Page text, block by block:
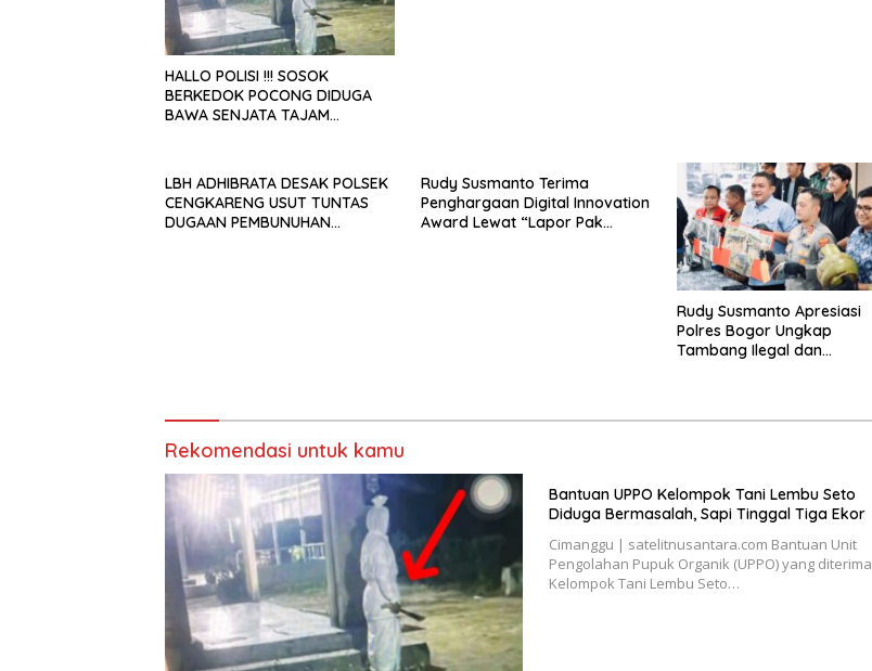
HALLO POLISI !!! SOSOK
BERKEDOK POCONG DIDUGA
BAWA SENJATA TAJAM
LEBONG
LBH ADHIBRATA DESAK POLSEK
CENGKARENG USUT TUNTAS
DUGAAN PEMBUNUHAN
Rudy Susmanto Terima
Penghargaan Digital Innovation
Award Lewat “Lapor Pak
Rudy Susmanto Apresiasi
Polres Bogor Ungkap
Tambang Ilegal dan
Rekomendasi untuk kamu
Bantuan UPPO Kelompok Tani Lembu Seto
Diduga Bermasalah, Sapi Tinggal Tiga Ekor
Cimanggu | satelitnusantara.com Bantuan Unit
Pengolahan Pupuk Organik (UPPO) yang diterima
Kelompok Tani Lembu Seto…